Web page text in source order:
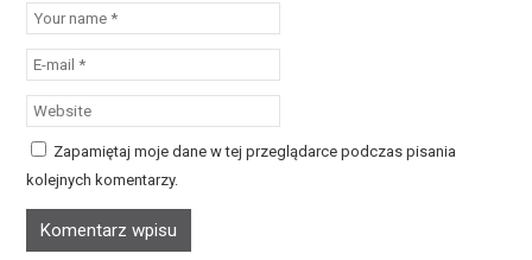
Zapamiętaj moje dane w tej przeglądarce podczas pisania
kolejnych komentarzy.